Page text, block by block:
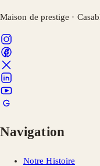
Maison de prestige ·
Navigation
Notre Histoire